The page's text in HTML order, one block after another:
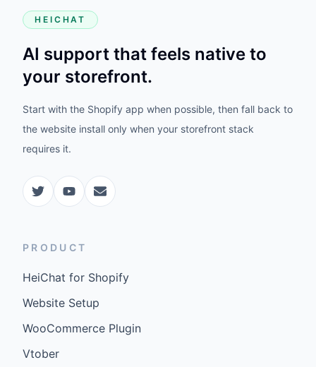
HEICHAT
AI support that feels native to
your storefront.
Start with the Shopify app when possible, then fall back to
the website install only when your storefront stack
requires it.
PRODUCT
HeiChat for Shopify
Website Setup
WooCommerce Plugin
Vtober